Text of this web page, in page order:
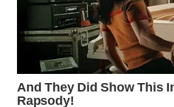
🏛️
O diário